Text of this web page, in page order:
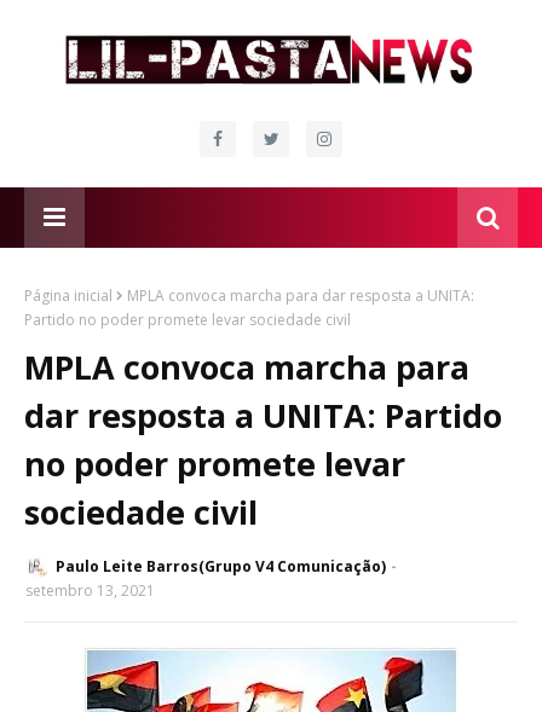
Página inicial
MPLA convoca marcha para dar resposta a UNITA:
Partido no poder promete levar sociedade civil
MPLA convoca marcha para
dar resposta a UNITA: Partido
no poder promete levar
sociedade civil
Paulo Leite Barros(Grupo V4 Comunicação)
setembro 13, 2021